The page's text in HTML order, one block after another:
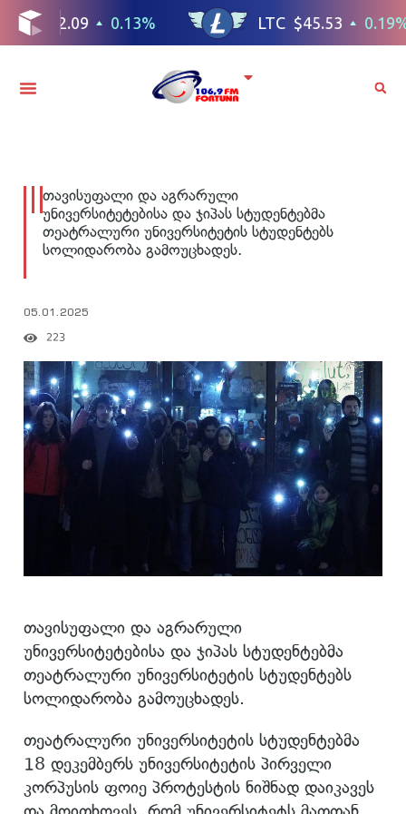
თავისუფალი და აგრარული
უნივერსიტეტებისა და ჯიპას სტუდენტებმა
თეატრალური უნივერსიტეტის სტუდენტებს
სოლიდარობა გამოუცხადეს.
05.01.2025
223
თავისუფალი და აგრარული
უნივერსიტეტებისა და ჯიპას სტუდენტებმა
თეატრალური უნივერსიტეტის სტუდენტებს
სოლიდარობა გამოუცხადეს.
თეატრალური უნივერსიტეტის სტუდენტებმა
18 დეკემბერს უნივერსიტეტის პირველი
კორპუსის ფოიე პროტესტის ნიშნად დაიკავეს